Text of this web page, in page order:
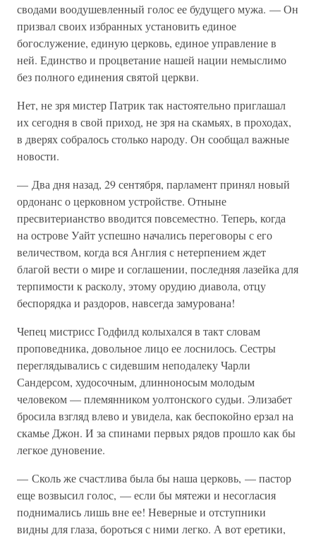
сводами воодушевленный голос ее будущего мужа. — Он
призвал своих избранных установить единое
богослужение, единую церковь, единое управление в
ней. Единство и процветание нашей нации немыслимо
без полного единения святой церкви.
Нет, не зря мистер Патрик так настоятельно приглашал
их сегодня в свой приход, не зря на скамьях, в проходах,
в дверях собралось столько народу. Он сообщал важные
новости.
— Два дня назад, 29 сентября, парламент принял новый
ордонанс о церковном устройстве. Отныне
пресвитерианство вводится повсеместно. Теперь, когда
на острове Уайт успешно начались переговоры с его
величеством, когда вся Англия с нетерпением ждет
благой вести о мире и соглашении, последняя лазейка для
терпимости к расколу, этому орудию диавола, отцу
беспорядка и раздоров, навсегда замурована!
Чепец мистрисс Годфилд колыхался в такт словам
проповедника, довольное лицо ее лоснилось. Сестры
переглядывались с сидевшим неподалеку Чарли
Сандерсом, худосочным, длинноносым молодым
человеком — племянником уолтонского судьи. Элизабет
бросила взгляд влево и увидела, как беспокойно ерзал на
скамье Джон. И за спинами первых рядов прошло как бы
легкое дуновение.
— Сколь же счастлива была бы наша церковь, — пастор
еще возвысил голос, — если бы мятежи и несогласия
поднимались лишь вне ее! Неверные и отступники
видны для глаза, бороться с ними легко. А вот еретики,